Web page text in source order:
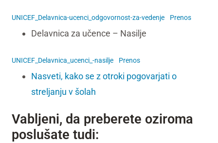
UNICEF_Delavnica-ucenci_odgovornost-za-vedenje Prenos
Delavnica za učence – Nasilje
UNICEF_Delavnica_ucenci_-nasilje Prenos
Nasveti, kako se z otroki pogovarjati o
streljanju v šolah
Vabljeni, da preberete oziroma
poslušate tudi: